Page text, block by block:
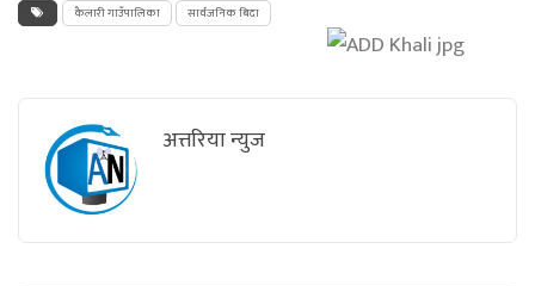
कैलारी गाउँपालिका सार्वजनिक बिदा
अत्तरिया न्युज